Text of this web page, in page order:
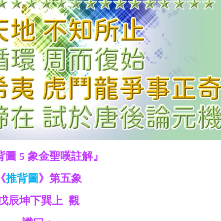
圖 5 象金聖嘆註解』
推背圖》第五象
辰坤下巽上 觀